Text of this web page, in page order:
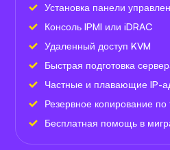
Установка панели
Консоль IPMI или iDRAC
Удаленный доступ KVM
Быстрая подготовка
Частные и плавающие IP-
Резервное копирование
Бесплатная помощь в